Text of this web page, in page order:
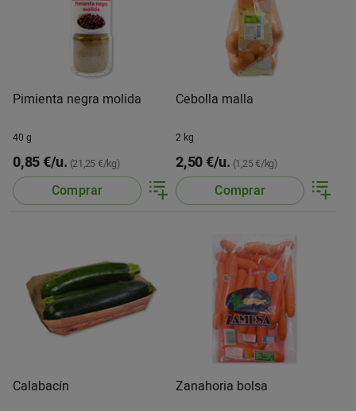
Pimienta negra molida
40 g
0,85 €/u. (21,25 €/kg)
Comprar
Cebolla malla
2 kg
2,50 €/u. (1,25 €/kg)
Comprar
Calabacín Zanahoria bolsa